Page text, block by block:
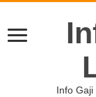
Info